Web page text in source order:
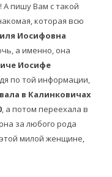
пишу Вам с такой
которая всю
Иосифовна
а именно, она
Иосифе
по той информации,
в Калинковичах
, а потом переехала в
за любого рода
милой женщине,